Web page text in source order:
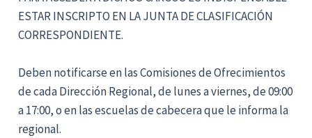
ESTAR INSCRIPTO EN LA JUNTA DE CLASIFICACIÓN
CORRESPONDIENTE.
Deben notificarse en las Comisiones de Ofrecimientos
de cada Dirección Regional, de lunes a viernes, de 09:00
a 17:00, o en las escuelas de cabecera que le informa la
regional.